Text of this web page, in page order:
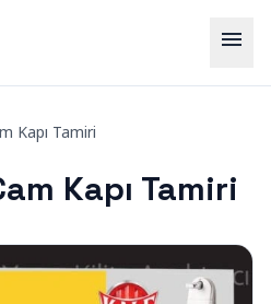
menu
Kapı Tamiri
Kapı Tamiri